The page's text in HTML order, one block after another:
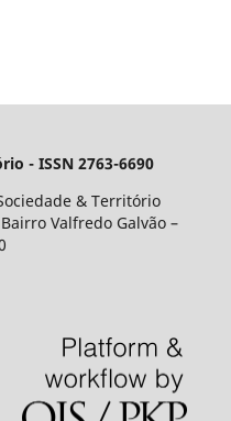
- ISSN 2763-6690
& Território
Valfredo Galvão –